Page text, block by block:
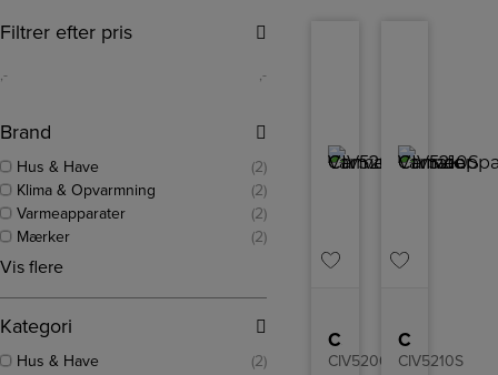
CIV5200S CIV5210S
Filtrer efter pris
,- ,-
Brand
Hus & Have
(2)
Klima & Opvarmning
(2)
Varmeapparater
(2)
Mærker
(2)
Vis flere
Kategori
Hus & Have
(2)